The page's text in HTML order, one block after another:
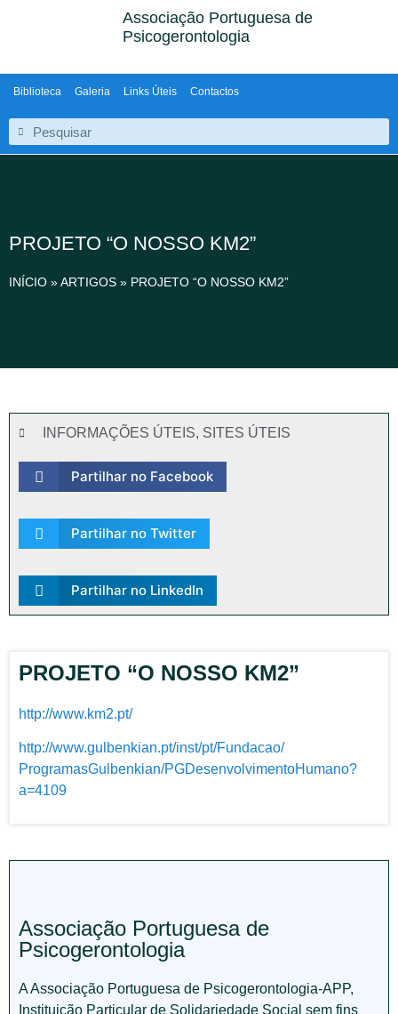
Associação Portuguesa de
Psicogerontologia
Biblioteca Galeria Links Úteis Contactos
PROJETO “O NOSSO KM2”
INÍCIO »ARTIGOS » PROJETO “O NOSSO KM2”
INFORMAÇÕES ÚTEIS, SITES ÚTEIS
Partilhar no Facebook
Partilhar no Twitter
Partilhar no LinkedIn
PROJETO “O NOSSO KM2”
http://www.km2.pt/
http://www.gulbenkian.pt/inst/pt/Fundacao/
ProgramasGulbenkian/PGDesenvolvimentoHumano?
a=4109
Associação Portuguesa de
Psicogerontologia
A Associação Portuguesa de Psicogerontologia-APP,
Instituição Particular de Solidariedade Social sem fins